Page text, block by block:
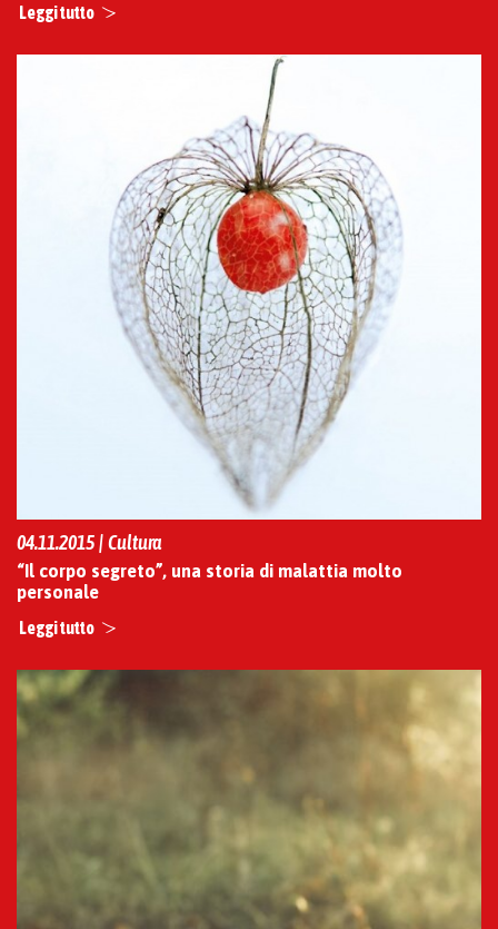
Leggi tutto
04.11.2015 | Cultura
“Il corpo segreto”, una storia di malattia molto
personale
Leggi tutto